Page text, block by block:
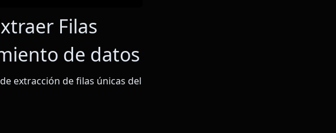
Filas
de datos
extracción de filas únicas del